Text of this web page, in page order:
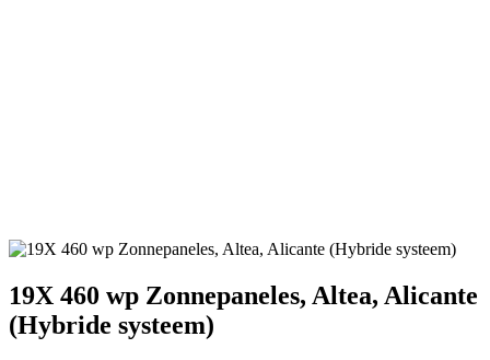
19X 460 wp Zonnepaneles, Altea, Alicante
(Hybride systeem)